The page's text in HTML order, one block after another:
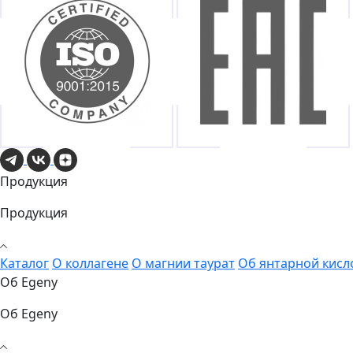
Продукция
Продукция
Каталог О коллагене О магнии таурат Об янтарной
Об Egeny
Об Egeny